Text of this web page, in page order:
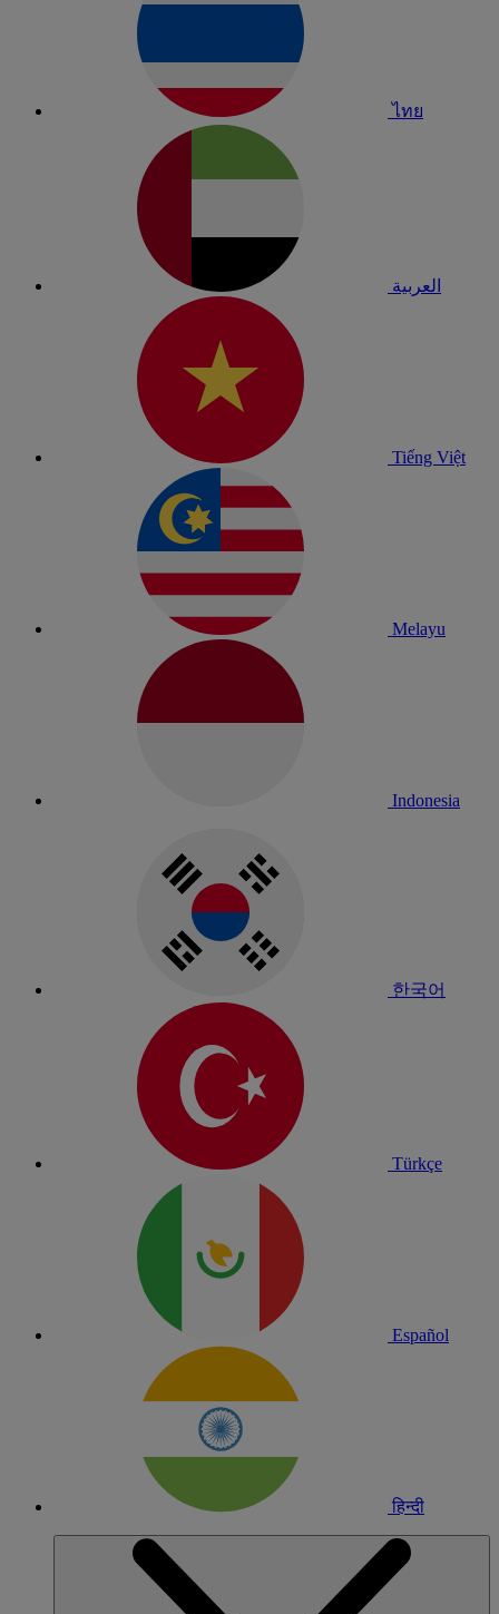
ไทย
العربية
Tiếng Việt
Melayu
Indonesia
한국어
Türkçe
Español
हिन्दी